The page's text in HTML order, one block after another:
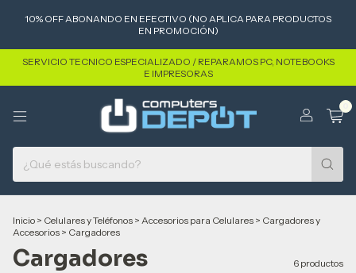
10% OFF ABONANDO EN EFECTIVO (NO APLICA PARA PRODUCTOS
EN PROMOCIÓN)
SERVICIO TECNICO ESPECIALIZADO / REPARAMOS PC, NOTEBOOKS
E IMPRESORAS
Inicio > Celulares y Teléfonos > Accesorios para Celulares > Cargadores y
Accesorios > Cargadores
Cargadores 6 productos